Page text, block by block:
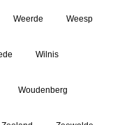
Weerde Weesp
Wilnis
Woudenberg